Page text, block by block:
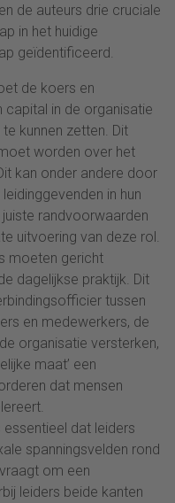
de auteurs drie cruciale
in het huidige
geïdentificeerd.
de koers en
in de organisatie
kunnen zetten. Dit
worden over het
kan onder andere door
in hun
randvoorwaarden
uitvoering van deze rol.
moeten gericht
dagelijkse praktijk. Dit
tussen
en medewerkers, de
organisatie versterken,
maat’ een
dat mensen
essentieel dat leiders
spanningsvelden rond
om een
leiders beide kanten